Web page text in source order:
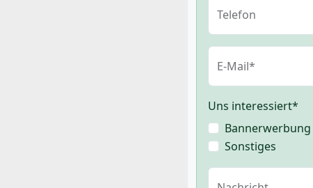
Telefon
E-Mail*
Uns interessiert*
Bannerwerbung
Sonstiges